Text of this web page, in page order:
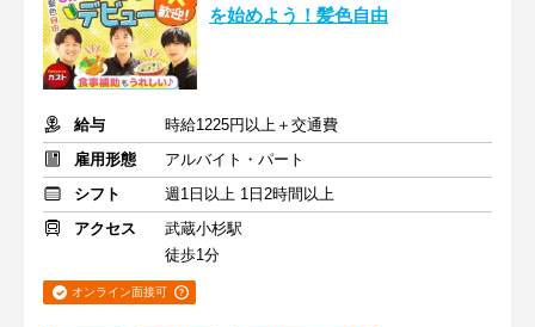
を始めよう！髪色自由
給与
時給1225円以上＋交通費
雇用形態
アルバイト・パート
シフト
週1日以上 1日2時間以上
アクセス
武蔵小杉駅
徒歩1分
オンライン面接可